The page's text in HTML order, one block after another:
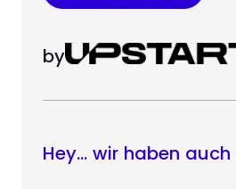
by
Hey… wir haben auch